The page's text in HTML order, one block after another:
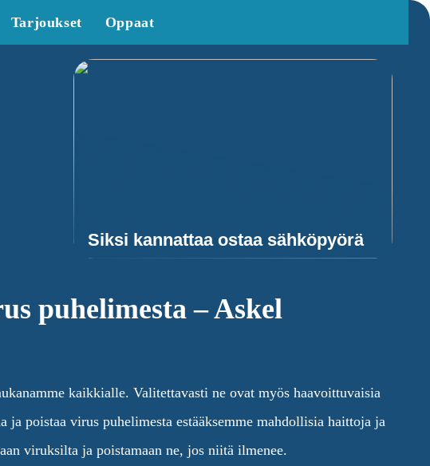
Tarjoukset Oppaat
Siksi kannattaa ostaa sähköpyörä
puhelimesta – Askel
kaikkialle. Valitettavasti ne ovat myös haavoittuvaisia
poistaa virus puhelimesta estääksemme mahdollisia haittoja ja
viruksilta ja poistamaan ne, jos niitä ilmenee.